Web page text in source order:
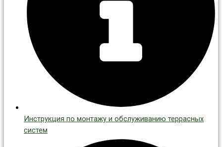
Инструкция по монтажу и обслуживанию террасных
систем